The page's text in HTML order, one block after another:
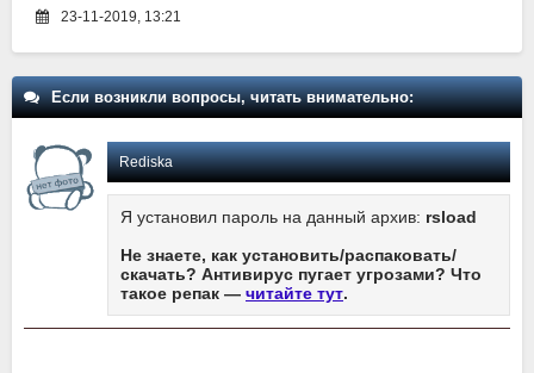
23-11-2019, 13:21
Если возникли вопросы, читать внимательно:
Rediska
Я установил пароль на данный архив: rsload
Не знаете, как установить/распаковать/
скачать? Антивирус пугает угрозами? Что
такое репак — читайте тут.